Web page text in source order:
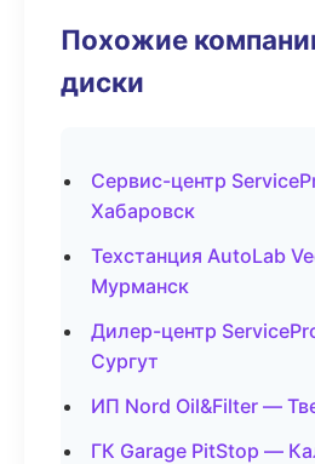
Похожие
диски
Сервис-центр
Хабаровск
Техстанция AutoLab
Мурманск
Дилер-центр
Сургут
ИП Nord Oil&Filter —
ГК Garage PitStop —